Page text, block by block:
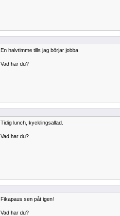
En halvtimme tills jag börjar jobba
Vad har du?
Tidig lunch, kycklingsallad.
Vad har du?
Fikapaus sen påt igen!
Vad har du?